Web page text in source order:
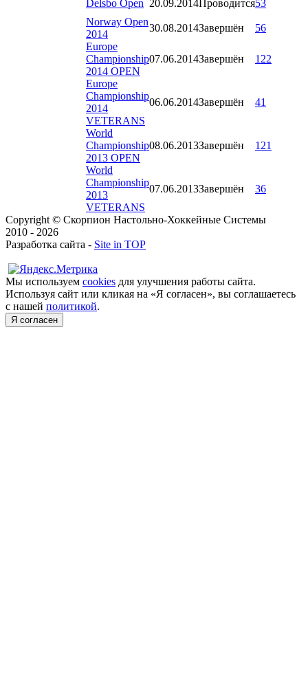
Delsbo Open 20.09.2014Проводится53
Norway Open
2014
30.08.2014Завершён
56
Europe
Championship
2014 OPEN
07.06.2014Завершён 122
Europe
Championship
2014
VETERANS
06.06.2014Завершён 41
World
Championship
2013 OPEN
08.06.2013Завершён 121
World
Championship
2013
VETERANS
07.06.2013Завершён 36
Copyright © Скорпион Настольно-Хоккейные Системы
2010 - 2026
Разработка сайта - Site in TOP
Мы используем cookies для улучшения работы сайта.
Используя сайт или кликая на «Я согласен», вы соглашаетесь
с нашей политикой.
Я согласен